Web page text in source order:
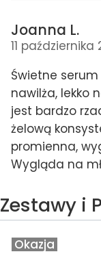
Joanna L.
11 października
Świetne serum
nawilża, lekko
jest bardzo
żelową
promienna,
Wygląda na
Zestawy i
Okazja